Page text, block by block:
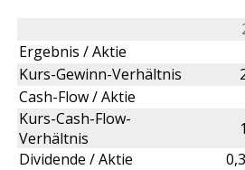
Ergebnis / Aktie
Kurs-Gewinn-Verhältnis
Cash-Flow / Aktie
Kurs-Cash-Flow-
Verhältnis
Dividende / Aktie